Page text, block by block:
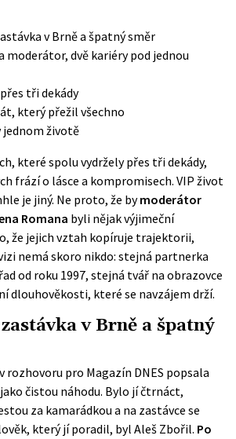
v Brně a špatný směr
moderátor, dvě kariéry pod jednou
tři dekády
který přežil všechno
jednom životě
které spolu vydržely přes tři dekády,
frází o lásce a kompromisech. VIP život
je jiný. Ne proto, že bymoderátor
Romana byli nějak výjimeční
že jejich vztah kopíruje trajektorii,
nemá skoro nikdo: stejná partnerka
od roku 1997, stejná tvář na obrazovce
dlouhověkosti, které se navzájem drží.
v Brně a špatný
rozhovoru pro Magazín DNES popsala
čistou náhodu. Bylo jí čtrnáct,
za kamarádkou a na zastávce se
který jí poradil, byl Aleš Zbořil. Po